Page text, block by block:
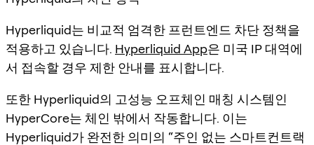
Hyperliquid는 비교적 엄격한 프런트엔드 차단 정책을
적용하고 있습니다. Hyperliquid App은 미국 IP 대역에
서 접속할 경우 제한 안내를 표시합니다.
또한 Hyperliquid의 고성능 오프체인 매칭 시스템인
HyperCore는 체인 밖에서 작동합니다. 이는
Hyperliquid가 완전한 의미의 “주인 없는 스마트컨트랙